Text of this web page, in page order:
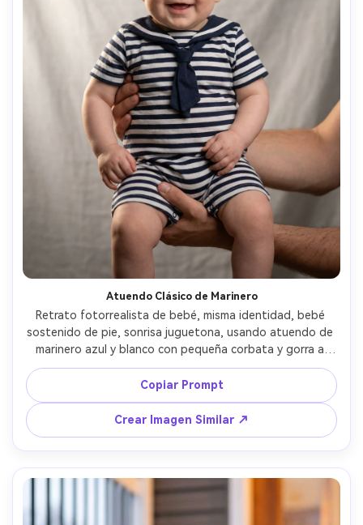
Atuendo Clásico de Marinero
Retrato fotorrealista de bebé, misma identidad, bebé
sostenido de pie, sonrisa juguetona, usando atuendo de
marinero azul y blanco con pequeña corbata y gorra a
juego, fondo: estudio simple con textura sutil, luz de
softbox con suave luz de contorno, Canon R6, 85mm f/2,
encuadre de pecho, look editorial nítido, costuras y
textura de piel realistas, ambiente nostálgico y brillante -
-ar 4:5
Copiar Prompt
Crear Imagen Similar ↗